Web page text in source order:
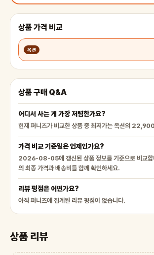
상품 가격 비교
옥션
상품 구매 Q&A
어디서 사는 게 가장 저렴한가요?
현재 퍼니즈가 비교한 상품 중 최저가는 옥션의
가격 비교 기준일은 언제인가요?
2026-08-05에 갱신된 상품 정보를 기준으로 비교합
의 최종 가격과 배송비를 함께 확인하세요.
리뷰 평점은 어떤가요?
아직 퍼니즈에 집계된 리뷰 평점이 없습니다.
상품 리뷰